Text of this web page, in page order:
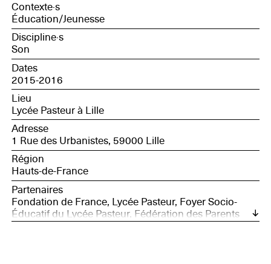
Contexte·s
Éducation/Jeunesse
Discipline·s
Son
Dates
2015-2016
Lieu
Lycée Pasteur à Lille
Adresse
1 Rue des Urbanistes, 59000 Lille
Région
Hauts-de-France
Partenaires
Fondation de France, Lycée Pasteur, Foyer Socio-
Éducatif du Lycée Pasteur, Fédération des Parents
d'Élèves de l'Enseignement Public, Fédération des